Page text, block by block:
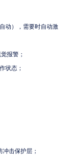
动），需要时自动激
报警；
状态；
击保护层；